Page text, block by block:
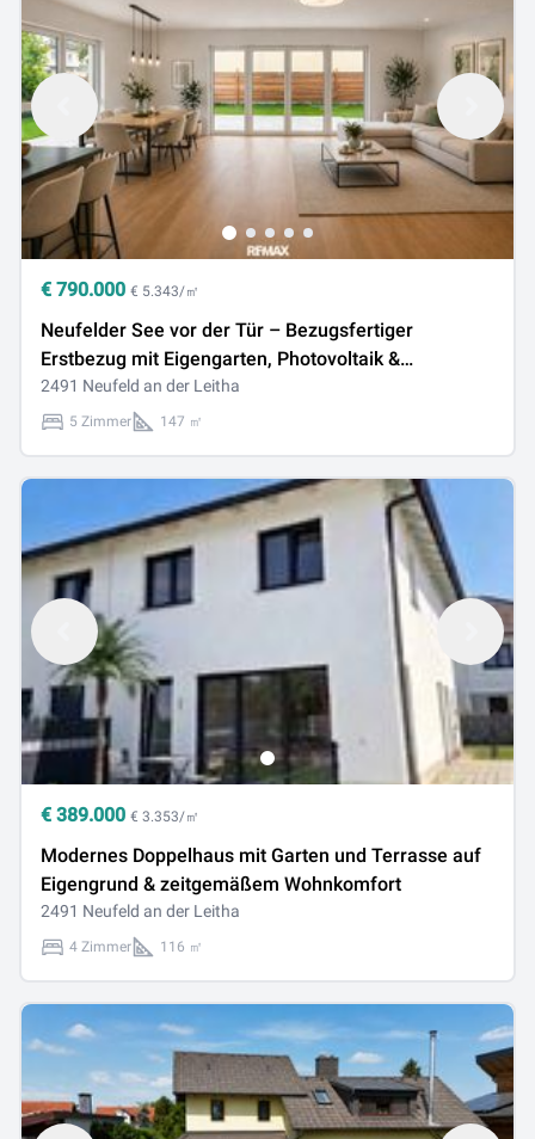
€ 790.000 € 5.343/㎡
Neufelder See vor der Tür – Bezugsfertiger
Erstbezug mit Eigengarten, Photovoltaik &
Erdwärmepumpe I PROVISIONSFREI
2491 Neufeld an der Leitha
5 Zimmer 147 ㎡
€ 389.000 € 3.353/㎡
Modernes Doppelhaus mit Garten und Terrasse auf
Eigengrund & zeitgemäßem Wohnkomfort
2491 Neufeld an der Leitha
4 Zimmer 116 ㎡